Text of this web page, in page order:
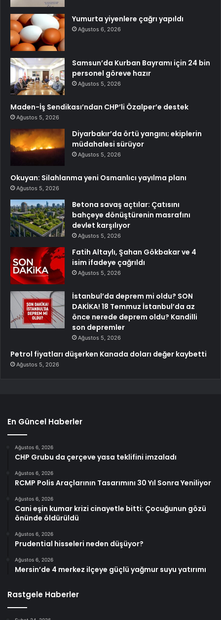
Yumurta yiyenlere çağrı yapıldı
Ağustos 6, 2026
Samsun’da Kurban Bayramı için 24 bin
personel göreve hazır
Ağustos 5, 2026
Maden-İş Sendikası’ndan CHP’li Özalper’e destek
Ağustos 5, 2026
Diyarbakır’da örtü yangını; ekiplerin
müdahalesi sürüyor
Ağustos 5, 2026
Okuyan: Silahlanma yeni Osmanlıcı yayılma planı
Ağustos 5, 2026
Betona savaş açtılar: Çatısını
bahçeye dönüştürenin masrafını
devlet karşılıyor
Ağustos 5, 2026
Fatih Altaylı, Şahan Gökbakar ve 4
isim ifadeye çağrıldı
Ağustos 5, 2026
İstanbul’da deprem mi oldu? SON
DAKİKA! 18 Temmuz İstanbul’da az
önce nerede deprem oldu? Kandilli
son depremler
Ağustos 5, 2026
Petrol fiyatları düşerken Kanada doları değer kaybetti
Ağustos 5, 2026
En Güncel Haberler
Ağustos 6, 2026
CHP Grubu da çerçeve yasa teklifini imzaladı
Ağustos 6, 2026
RCMP Polis Araçlarının Tasarımını 30 Yıl Sonra Yeniliyor
Ağustos 6, 2026
Cani eşin kumar krizi cinayetle bitti: Çocuğunun gözü
önünde öldürüldü
Ağustos 6, 2026
Prudential hisseleri neden düşüyor?
Ağustos 6, 2026
Mersin’de 4 merkez ilçeye güçlü yağmur suyu yatırımı
Rastgele Haberler